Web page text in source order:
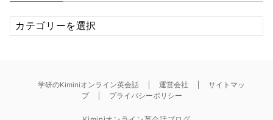
カ
テ
学研のKiminiオンライン英会話 運営会社
サイトマッ
プ
プライバシーポリシー